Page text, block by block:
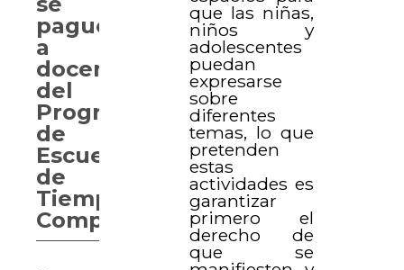
que las niñas,
niños y
adolescentes
puedan
expresarse
sobre
diferentes
temas, lo que
pretenden
estas
actividades es
garantizar
primero el
derecho de
que se
pague
a
docentes
del
Programa
de
Escuelas
de
Tiempo
Completo